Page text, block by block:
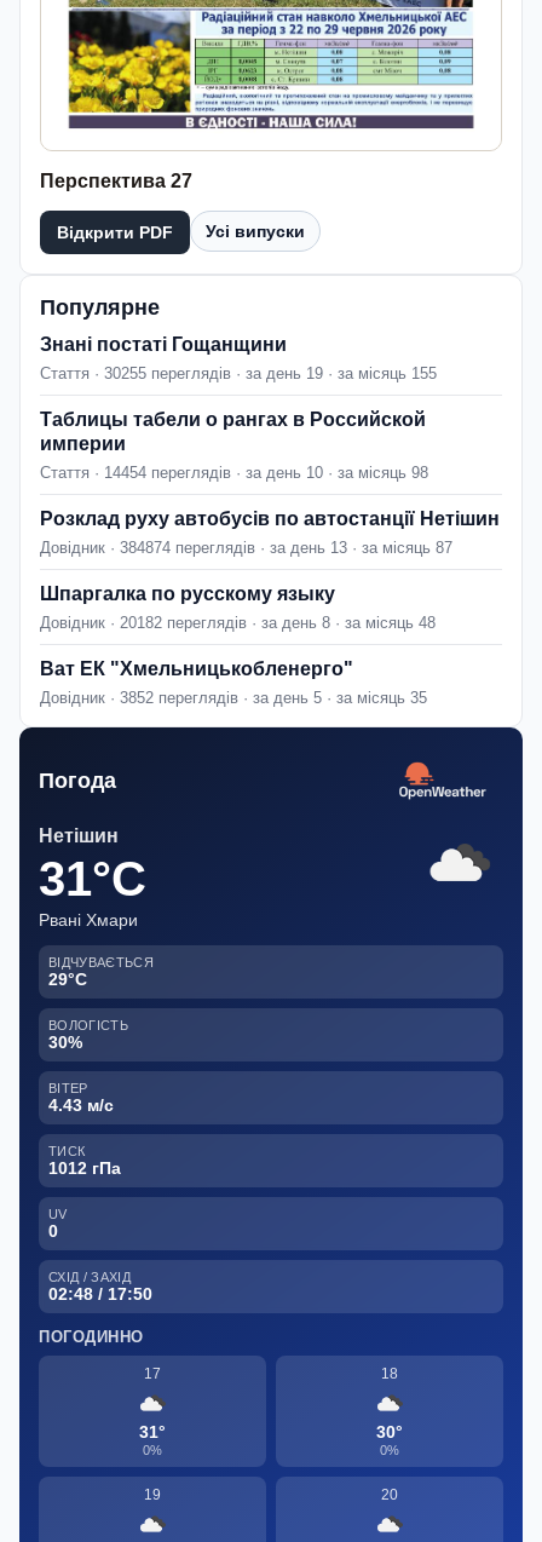
Перспектива 27
Відкрити PDF Усі випуски
Популярне
Знані постаті Гощанщини
Стаття · 30255 переглядів · за день 19 · за місяць 155
Таблицы табели о рангах в Российской
империи
Стаття · 14454 переглядів · за день 10 · за місяць 98
Розклад руху автобусів по автостанції Нетішин
Довідник · 384874 переглядів · за день 13 · за місяць 87
Шпаргалка по русскому языку
Довідник · 20182 переглядів · за день 8 · за місяць 48
Ват ЕК "Хмельницькобленерго"
Довідник · 3852 переглядів · за день 5 · за місяць 35
Погода
Нетішин
31°C
Рвані Хмари
ВІДЧУВАЄТЬСЯ
29°C
ВОЛОГІСТЬ
30%
ВІТЕР
4.43 м/с
ТИСК
1012 гПа
UV
0
СХІД / ЗАХІД
02:48 / 17:50
ПОГОДИННО
17
31°
0%
18
30°
0%
19 20